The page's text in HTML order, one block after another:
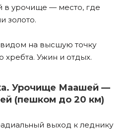
урочище — место, где
золото.
на высшую точку
хребта. Ужин и отдых.
Урочище Маашей —
(пешком до 20 км)
выход к леднику